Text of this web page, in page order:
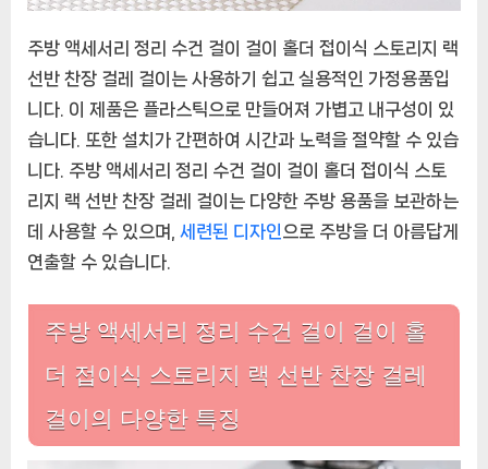
리
수
건
걸
이
홀
이
식
토
주방 액세서리 정리 수건 걸이 걸이 홀더 접이식 스토리지 랙
선반 찬장 걸레 걸이는 사용하기 쉽고 실용적인 가정용품입
니다. 이 제품은 플라스틱으로 만들어져 가볍고 내구성이 있
습니다. 또한 설치가 간편하여 시간과 노력을 절약할 수 있습
니다. 주방 액세서리 정리 수건 걸이 걸이 홀더 접이식 스토
리지 랙 선반 찬장 걸레 걸이는 다양한 주방 용품을 보관하는
데 사용할 수 있으며, 세련된 디자인 으로 주방을 더 아름답게
연출할 수 있습니다.
주방 액세서리 정리 수건 걸이 걸이 홀
더 접이식 스토리지 랙 선반 찬장 걸레
걸이의 다양한 특징